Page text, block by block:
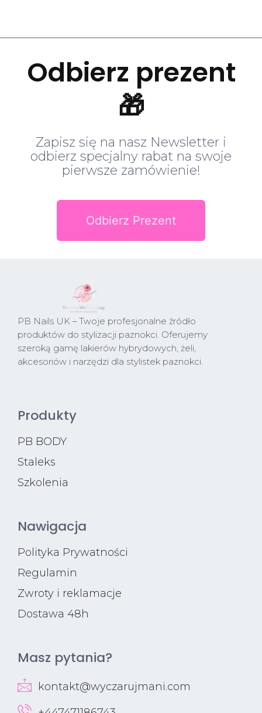
Odbierz prezent
🎁
Zapisz się na nasz Newsletter i
odbierz specjalny rabat na swoje
pierwsze zamówienie!
Odbierz Prezent
PB Nails UK – Twoje profesjonalne źródło
produktów do stylizacji paznokci. Oferujemy
szeroką gamę lakierów hybrydowych, żeli,
akcesoriów i narzędzi dla stylistek paznokci.
Produkty
PB BODY
Staleks
Szkolenia
Nawigacja
Polityka Prywatności
Regulamin
Zwroty i reklamacje
Dostawa 48h
Masz pytania?
kontakt@wyczarujmani.com